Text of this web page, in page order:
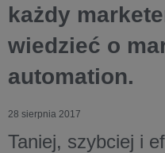
każdy
wiedzieć o
automation.
28 sierpnia 2017
Taniej, szybciej i